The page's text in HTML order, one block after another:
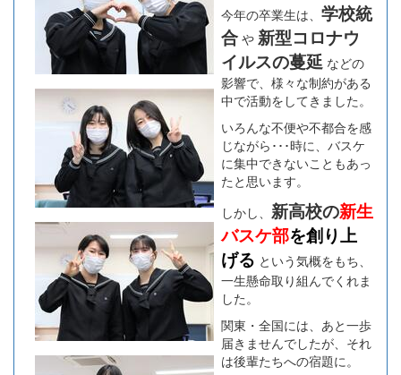
今年の卒業生は、 学校統
合 や 新型コロナウ
イルスの蔓延 などの
影響で、様々な制約がある
中で活動をしてきました。
いろんな不便や不都合を感
じながら･･･時に、バスケ
に集中できないこともあっ
たと思います。
しかし、 新高校の新生
バスケ部を創り上
げる という気概をもち、
一生懸命取り組んでくれま
した。
関東・全国には、あと一歩
届きませんでしたが、それ
は後輩たちへの宿題に。